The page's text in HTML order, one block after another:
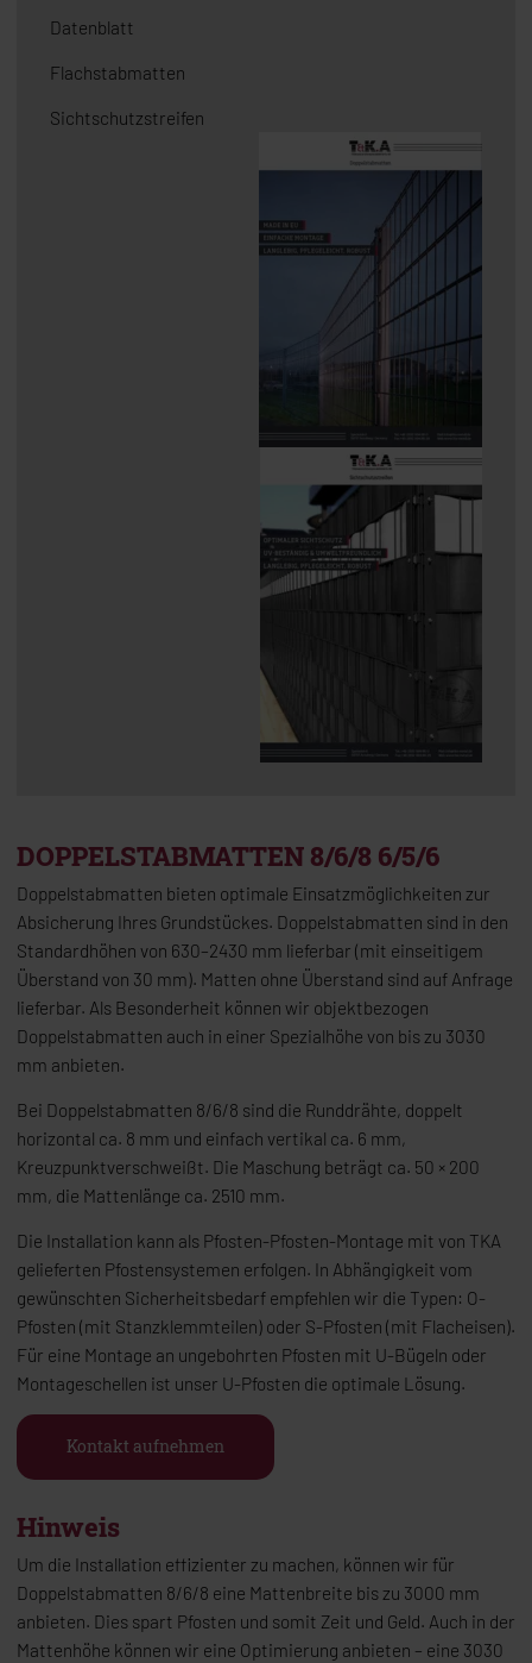
Datenblatt
Flachstabmatten
Sichtschutzstreifen
DOPPELSTABMATTEN 8/6/8 6/5/6
Doppelstabmatten bieten optimale Einsatzmöglichkeiten zur
Absicherung Ihres Grundstückes. Doppelstabmatten sind in den
Standardhöhen von 630–2430 mm lieferbar (mit einseitigem
Überstand von 30 mm). Matten ohne Überstand sind auf Anfrage
lieferbar. Als Besonderheit können wir objektbezogen
Doppelstabmatten auch in einer Spezialhöhe von bis zu 3030
mm anbieten.
Bei Doppelstabmatten 8/6/8 sind die Runddrähte, doppelt
horizontal ca. 8 mm und einfach vertikal ca. 6 mm,
Kreuzpunktverschweißt. Die Maschung beträgt ca. 50 × 200
mm, die Mattenlänge ca. 2510 mm.
Die Installation kann als Pfosten-Pfosten-Montage mit von TKA
gelieferten Pfostensystemen erfolgen. In Abhängigkeit vom
gewünschten Sicherheitsbedarf empfehlen wir die Typen: O-
Pfosten (mit Stanzklemmteilen) oder S-Pfosten (mit Flacheisen).
Für eine Montage an ungebohrten Pfosten mit U-Bügeln oder
Montageschellen ist unser U-Pfosten die optimale Lösung.
Kontakt aufnehmen
Hinweis
Um die Installation effizienter zu machen, können wir für
Doppelstabmatten 8/6/8 eine Mattenbreite bis zu 3000 mm
anbieten. Dies spart Pfosten und somit Zeit und Geld. Auch in der
Mattenhöhe können wir eine Optimierung anbieten – eine 3030